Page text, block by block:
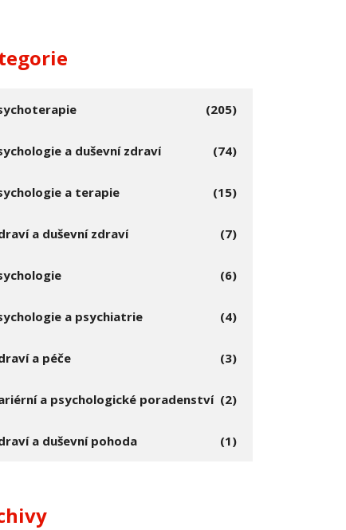
(205)
a duševní zdraví (74)
a terapie (15)
a duševní zdraví (7)
(6)
a psychiatrie (4)
a péče (3)
a psychologické poradenství (2)
a duševní pohoda (1)